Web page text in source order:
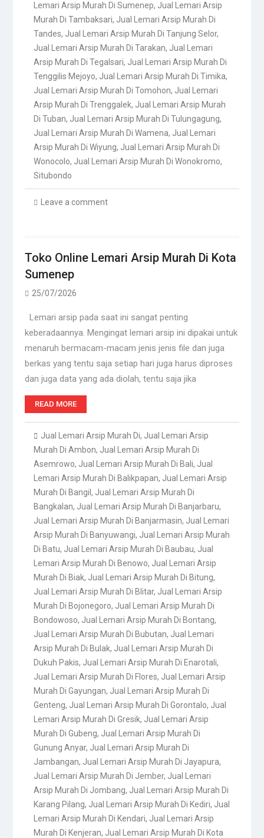
Lemari Arsip Murah Di Sumenep, Jual Lemari Arsip
Murah Di Tambaksari, Jual Lemari Arsip Murah Di
Tandes, Jual Lemari Arsip Murah Di Tanjung Selor,
Jual Lemari Arsip Murah Di Tarakan, Jual Lemari
Arsip Murah Di Tegalsari, Jual Lemari Arsip Murah Di
Tenggilis Mejoyo, Jual Lemari Arsip Murah Di Timika,
Jual Lemari Arsip Murah Di Tomohon, Jual Lemari
Arsip Murah Di Trenggalek, Jual Lemari Arsip Murah
Di Tuban, Jual Lemari Arsip Murah Di Tulungagung,
Jual Lemari Arsip Murah Di Wamena, Jual Lemari
Arsip Murah Di Wiyung, Jual Lemari Arsip Murah Di
Wonocolo, Jual Lemari Arsip Murah Di Wonokromo,
Situbondo
Leave a comment
Toko Online Lemari Arsip Murah Di Kota
Sumenep
25/07/2026
Lemari arsip pada saat ini sangat penting
keberadaannya. Mengingat lemari arsip ini dipakai untuk
menaruh bermacam-macam jenis jenis file dan juga
berkas yang tentu saja setiap hari juga harus diproses
dan juga data yang ada diolah, tentu saja jika
READ MORE
Jual Lemari Arsip Murah Di, Jual Lemari Arsip
Murah Di Ambon, Jual Lemari Arsip Murah Di
Asemrowo, Jual Lemari Arsip Murah Di Bali, Jual
Lemari Arsip Murah Di Balikpapan, Jual Lemari Arsip
Murah Di Bangil , Jual Lemari Arsip Murah Di
Bangkalan, Jual Lemari Arsip Murah Di Banjarbaru,
Jual Lemari Arsip Murah Di Banjarmasin, Jual Lemari
Arsip Murah Di Banyuwangi, Jual Lemari Arsip Murah
Di Batu, Jual Lemari Arsip Murah Di Baubau, Jual
Lemari Arsip Murah Di Benowo, Jual Lemari Arsip
Murah Di Biak, Jual Lemari Arsip Murah Di Bitung,
Jual Lemari Arsip Murah Di Blitar, Jual Lemari Arsip
Murah Di Bojonegoro, Jual Lemari Arsip Murah Di
Bondowoso, Jual Lemari Arsip Murah Di Bontang,
Jual Lemari Arsip Murah Di Bubutan, Jual Lemari
Arsip Murah Di Bulak, Jual Lemari Arsip Murah Di
Dukuh Pakis, Jual Lemari Arsip Murah Di Enarotali,
Jual Lemari Arsip Murah Di Flores, Jual Lemari Arsip
Murah Di Gayungan, Jual Lemari Arsip Murah Di
Genteng, Jual Lemari Arsip Murah Di Gorontalo, Jual
Lemari Arsip Murah Di Gresik, Jual Lemari Arsip
Murah Di Gubeng, Jual Lemari Arsip Murah Di
Gunung Anyar, Jual Lemari Arsip Murah Di
Jambangan, Jual Lemari Arsip Murah Di Jayapura,
Jual Lemari Arsip Murah Di Jember, Jual Lemari
Arsip Murah Di Jombang, Jual Lemari Arsip Murah Di
Karang Pilang, Jual Lemari Arsip Murah Di Kediri, Jual
Lemari Arsip Murah Di Kendari, Jual Lemari Arsip
Murah Di Kenjeran, Jual Lemari Arsip Murah Di Kota